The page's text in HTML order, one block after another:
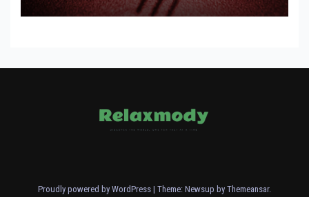
Proudly powered by WordPress | Theme: Newsup by Themeansar.